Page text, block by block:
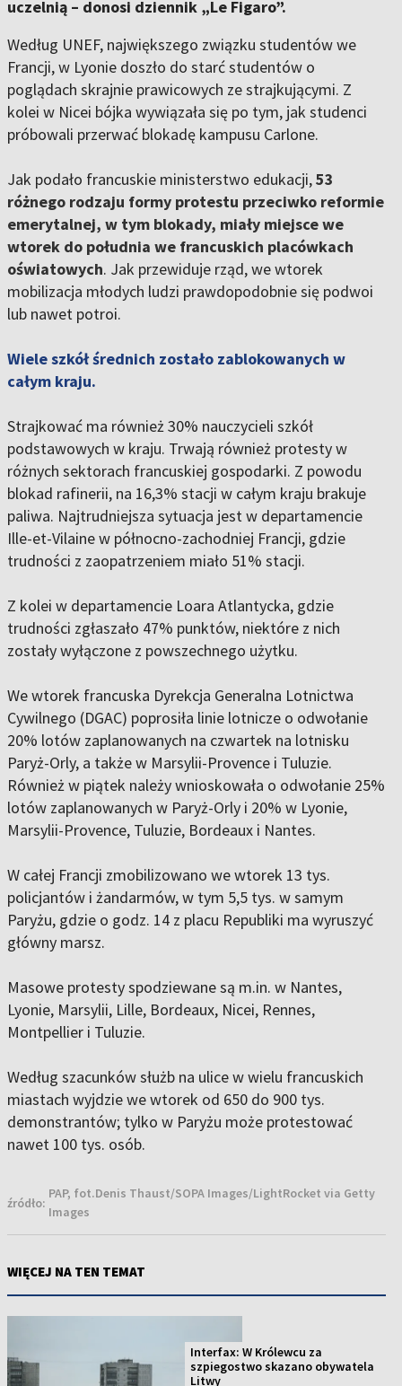
uczelnią – donosi dziennik „Le Figaro”.
Według UNEF, największego związku studentów we
Francji, w Lyonie doszło do starć studentów o
poglądach skrajnie prawicowych ze strajkującymi. Z
kolei w Nicei bójka wywiązała się po tym, jak studenci
próbowali przerwać blokadę kampusu Carlone.
Jak podało francuskie ministerstwo edukacji,53
różnego rodzaju formy protestu przeciwko reformie
emerytalnej, w tym blokady, miały miejsce we
wtorek do południa we francuskich placówkach
oświatowych. Jak przewiduje rząd, we wtorek
mobilizacja młodych ludzi prawdopodobnie się podwoi
lub nawet potroi.
Wiele szkół średnich zostało zablokowanych w
całym kraju.
Strajkować ma również 30% nauczycieli szkół
podstawowych w kraju. Trwają również protesty w
różnych sektorach francuskiej gospodarki. Z powodu
blokad rafinerii, na 16,3% stacji w całym kraju brakuje
paliwa. Najtrudniejsza sytuacja jest w departamencie
Ille-et-Vilaine w północno-zachodniej Francji, gdzie
trudności z zaopatrzeniem miało 51% stacji.
Z kolei w departamencie Loara Atlantycka, gdzie
trudności zgłaszało 47% punktów, niektóre z nich
zostały wyłączone z powszechnego użytku.
We wtorek francuska Dyrekcja Generalna Lotnictwa
Cywilnego (DGAC) poprosiła linie lotnicze o odwołanie
20% lotów zaplanowanych na czwartek na lotnisku
Paryż-Orly, a także w Marsylii-Provence i Tuluzie.
Również w piątek należy wnioskowała o odwołanie 25%
lotów zaplanowanych w Paryż-Orly i 20% w Lyonie,
Marsylii-Provence, Tuluzie, Bordeaux i Nantes.
W całej Francji zmobilizowano we wtorek 13 tys.
policjantów i żandarmów, w tym 5,5 tys. w samym
Paryżu, gdzie o godz. 14 z placu Republiki ma wyruszyć
główny marsz.
Masowe protesty spodziewane są m.in. w Nantes,
Lyonie, Marsylii, Lille, Bordeaux, Nicei, Rennes,
Montpellier i Tuluzie.
Według szacunków służb na ulice w wielu francuskich
miastach wyjdzie we wtorek od 650 do 900 tys.
demonstrantów; tylko w Paryżu może protestować
nawet 100 tys. osób.
źródło:
PAP, fot.Denis Thaust/SOPA Images/LightRocket via Getty
Images
WIĘCEJ NA TEN TEMAT
Interfax: W Królewcu za
szpiegostwo skazano obywatela
Litwy